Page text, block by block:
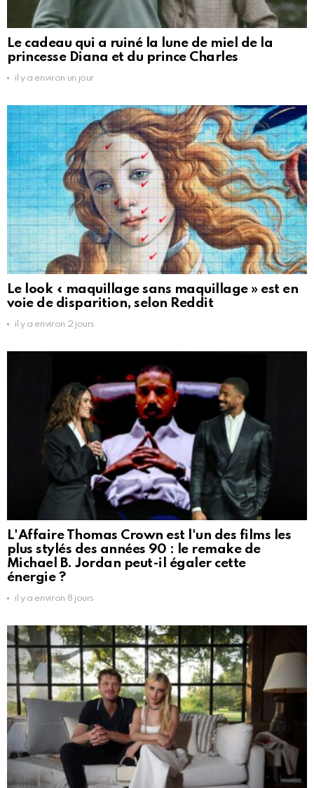
Le cadeau qui a ruiné la lune de miel de la
princesse Diana et du prince Charles
il y a environ un jour
Le look « maquillage sans maquillage » est en
voie de disparition, selon Reddit
il y a environ 2 jours
L'Affaire Thomas Crown est l'un des films les
plus stylés des années 90 : le remake de
Michael B. Jordan peut-il égaler cette
énergie ?
il y a environ 8 jours